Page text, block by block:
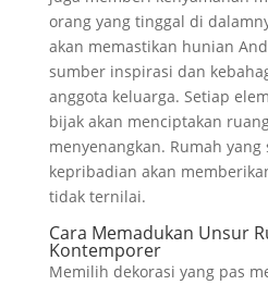
orang yang tinggal di
akan memastikan hunian
sumber inspirasi dan
anggota keluarga. Setiap
bijak akan menciptakan
menyenangkan. Rumah yang
kepribadian akan
tidak ternilai.
Cara Memadukan Unsur
Kontemporer
Memilih dekorasi yang pas